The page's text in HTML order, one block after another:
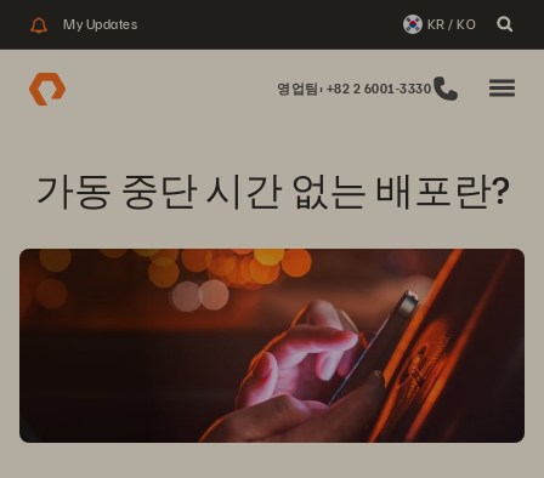
My Updates KR / KO
영업팀: +82 2 6001-3330
가동 중단 시간 없는 배포란?